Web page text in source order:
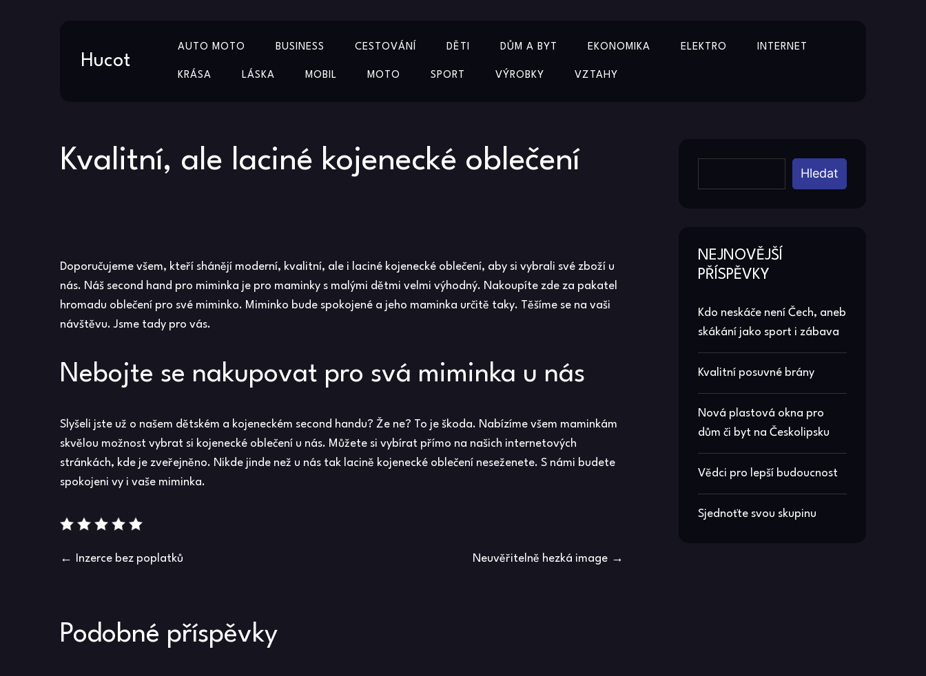
Hucot
AUTO MOTO BUSINESS CESTOVÁNÍ DĚTI DŮM A BYT EKONOMIKA ELEKTRO INTERNET
KRÁSA LÁSKA MOBIL MOTO SPORT VÝROBKY VZTAHY
Kvalitní, ale laciné kojenecké oblečení
Doporučujeme všem, kteří shánějí moderní, kvalitní, ale i laciné kojenecké oblečení, aby si vybrali své zboží u
nás. Náš second hand pro miminka je pro maminky s malými dětmi velmi výhodný. Nakoupíte zde za pakatel
hromadu oblečení pro své miminko. Miminko bude spokojené a jeho maminka určitě taky. Těšíme se na vaši
návštěvu. Jsme tady pro vás.
Nebojte se nakupovat pro svá miminka u nás
Slyšeli jste už o našem dětském a kojeneckém second handu? Že ne? To je škoda. Nabízíme všem maminkám
skvělou možnost vybrat si kojenecké oblečení u nás. Můžete si vybírat přímo na našich internetových
stránkách, kde je zveřejněno. Nikde jinde než u nás tak lacině kojenecké oblečení neseženete. S námi budete
spokojeni vy i vaše miminka.
Navigace
příspěvek
Inzerce bez poplatků Neuvěřitelně hezká image
Podobné příspěvky
Hledat
NEJNOVĚJŠÍ
PŘÍSPĚVKY
Kdo neskáče není Čech, aneb
skákání jako sport i zábava
Kvalitní posuvné brány
Nová plastová okna pro
dům či byt na Českolipsku
Vědci pro lepší budoucnost
Sjednoťte svou skupinu